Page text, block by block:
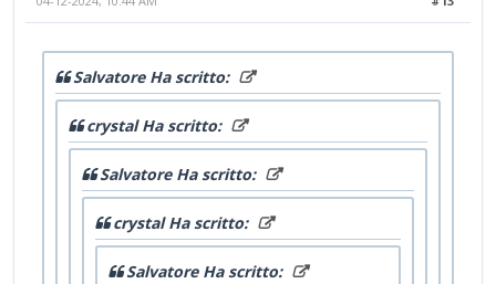
Salvatore Ha scritto:
crystal Ha scritto:
Salvatore Ha scritto:
crystal Ha scritto:
Salvatore Ha scritto: